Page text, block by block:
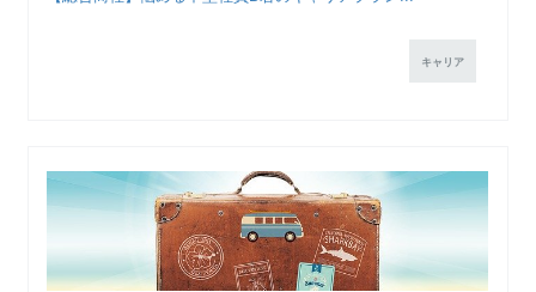
キャリア